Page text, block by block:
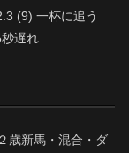
(9) 一杯に追う
遅れ
歳新馬・混合・ダ